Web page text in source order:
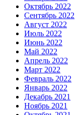
Октябрь 2022
Сентябрь 2022
Август 2022
Июль 2022
Июнь 2022
Май 2022
Апрель 2022
Март 2022
Февраль 2022
Январь 2022
Декабрь 2021
Ноябрь 2021